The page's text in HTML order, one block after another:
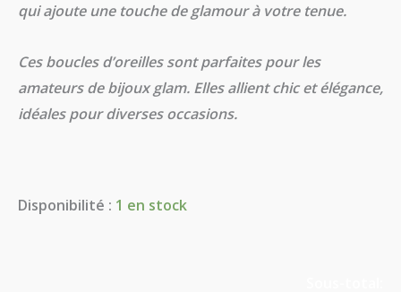
qui ajoute une touche de glamour à votre tenue.
Ces boucles d’oreilles sont parfaites pour les
amateurs de bijoux glam. Elles allient chic et élégance,
idéales pour diverses occasions.
Disponibilité : 1 en stock